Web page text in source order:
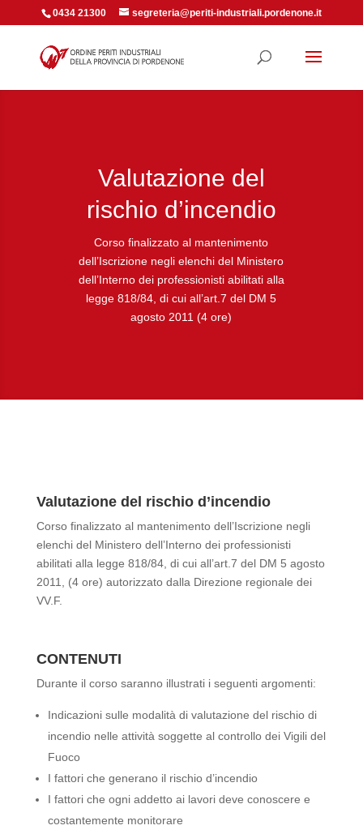
0434 21300 segreteria@periti-industriali.pordenone.it
Valutazione del
rischio d’incendio
Corso finalizzato al mantenimento
dell’Iscrizione negli elenchi del Ministero
dell’Interno dei professionisti abilitati alla
legge 818/84, di cui all’art.7 del DM 5
agosto 2011 (4 ore)
Valutazione del rischio d’incendio
Corso finalizzato al mantenimento dell’Iscrizione negli
elenchi del Ministero dell’Interno dei professionisti
abilitati alla legge 818/84, di cui all’art.7 del DM 5 agosto
2011, (4 ore) autorizzato dalla Direzione regionale dei
VV.F.
CONTENUTI
Durante il corso saranno illustrati i seguenti argomenti:
Indicazioni sulle modalità di valutazione del rischio di
incendio nelle attività soggette al controllo dei Vigili del
Fuoco
I fattori che generano il rischio d’incendio
I fattori che ogni addetto ai lavori deve conoscere e
costantemente monitorare